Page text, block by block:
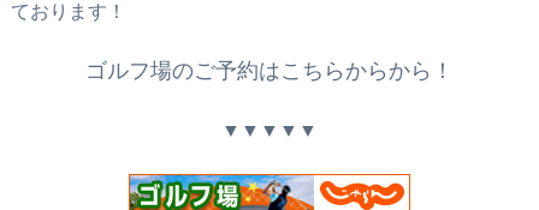
ております！
ゴルフ場のご予約はこちらからから！
▼▼▼▼▼